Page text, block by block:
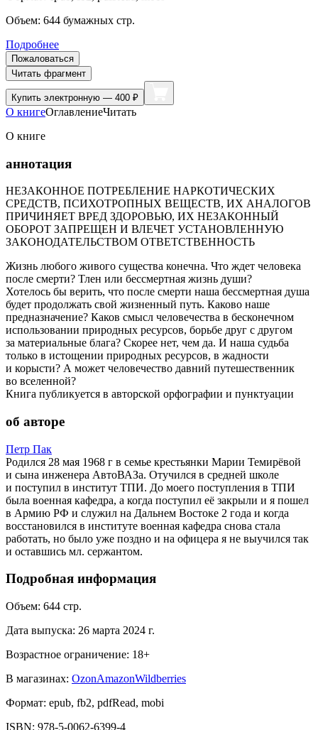
Объем: 644 бумажных стр.
Подробнее
Пожаловаться
Читать фрагмент
Купить электронную — 400 ₽
О книгеОглавлениеЧитать
О книге
аннотация
НЕЗАКОННОЕ ПОТРЕБЛЕНИЕ НАРКОТИЧЕСКИХ
СРЕДСТВ, ПСИХОТРОПНЫХ ВЕЩЕСТВ, ИХ АНАЛОГОВ
ПРИЧИНЯЕТ ВРЕД ЗДОРОВЬЮ, ИХ НЕЗАКОННЫЙ
ОБОРОТ ЗАПРЕЩЕН И ВЛЕЧЕТ УСТАНОВЛЕННУЮ
ЗАКОНОДАТЕЛЬСТВОМ ОТВЕТСТВЕННОСТЬ
Жизнь любого живого существа конечна. Что ждет человека
после смерти? Тлен или бессмертная жизнь души?
Хотелось бы верить, что после смерти наша бессмертная душа
будет продолжать свой жизненный путь. Каково наше
предназначение? Каков смысл человечества в бесконечном
использовании природных ресурсов, борьбе друг с другом
за материальные блага? Скорее нет, чем да. И наша судьба
только в истощении природных ресурсов, в жадности
и корысти? А может человечество давний путешественник
во вселенной?
Книга публикуется в авторской орфографии и пунктуации
об авторе
Петр Пак
Родился 28 мая 1968 г в семье крестьянки Марии Темирёвой
и сына инженера АвтоВАЗа. Отучился в средней школе
и поступил в институт ТПИ. До моего поступления в ТПИ
была военная кафедра, а когда поступил её закрыли и я пошел
в Армию РФ и служил на Дальнем Востоке 2 года и когда
восстановился в институте военная кафедра снова стала
работать, но было уже поздно и на офицера я не выучился так
и оставшись мл. сержантом.
Подробная информация
Объем: 644 стр.
Дата выпуска: 26 марта 2024 г.
Возрастное ограничение: 18+
В магазинах: OzonAmazonWildberries
Формат: epub, fb2, pdfRead, mobi
ISBN: 978-5-0062-6399-4